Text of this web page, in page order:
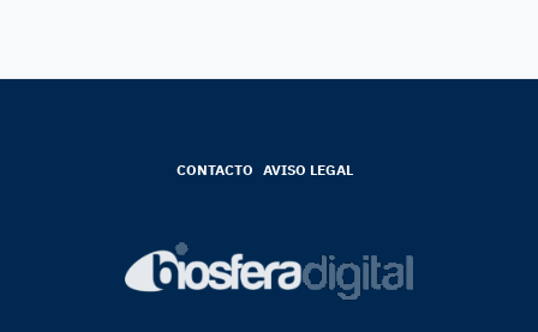
CONTACTO AVISO LEGAL